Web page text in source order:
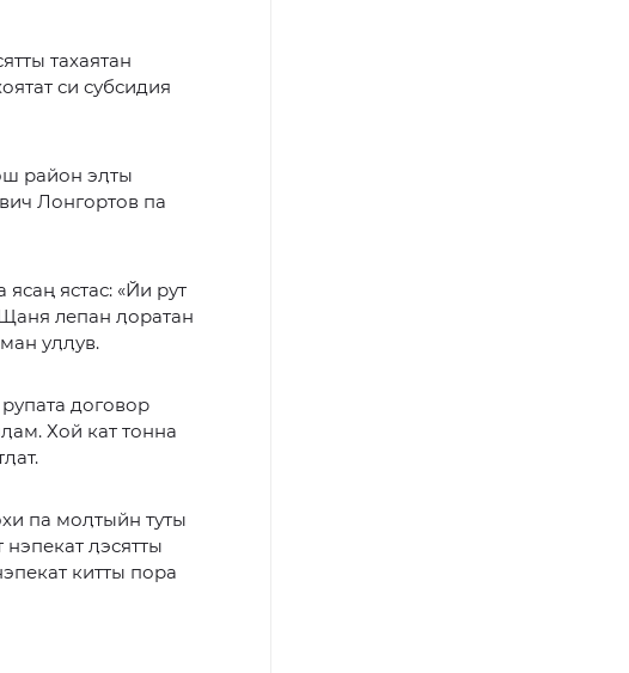
тахаятан
си субсидия
район эӆты
Лонгортов па
ястас: «Йи рут
лепан ӆоратан
уӆӆув.
рупата договор
Хой кат тонна
па моӆтыйн туты
ӆэсятты
китты пора